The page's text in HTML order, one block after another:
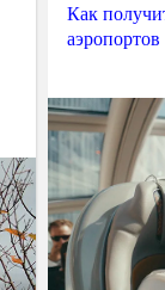
Как
аэропортов